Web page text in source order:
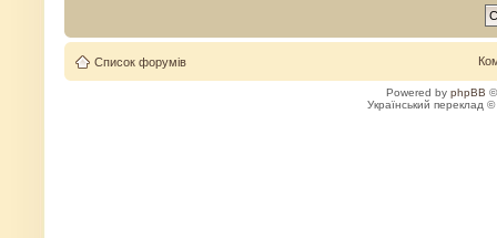
Список форумів
Powered by phpBB
Український переклад